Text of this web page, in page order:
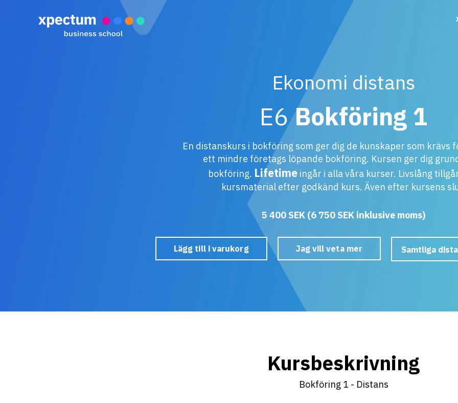
Ekonomi distans
E6Bokföring 1
En distanskurs i bokföring som ger dig de kunskaper som krävs
ett mindre företags löpande bokföring. Kursen ger dig
bokföring. Lifetime ingår i alla våra kurser. Livslång
kursmaterial efter godkänd kurs. Även efter kursens
5 400 SEK (6 750 SEK inklusive moms)
Lägg till i varukorg Jag vill veta mer Samtliga
E4
E10
Kursbeskrivning
Bokföring 1 - Distans